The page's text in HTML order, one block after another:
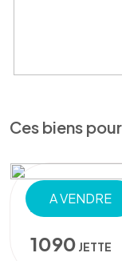
Ces biens
A VENDRE
APPARTEMENT
1090 JETTE